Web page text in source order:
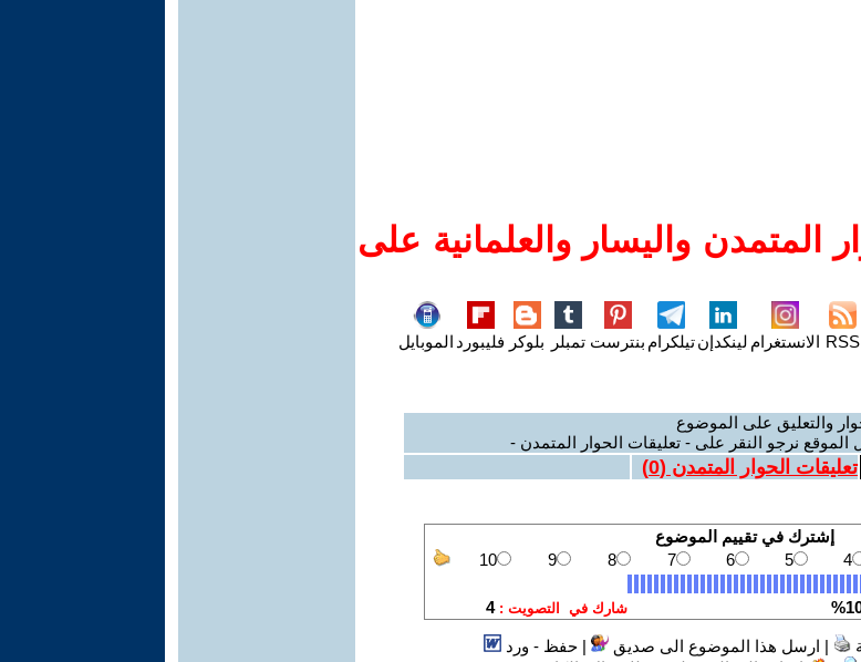
المتمدن واليسار والعلمانية على
RSS الانستغرام لينكدإنتيلكرام بنترست تمبلر بلوكر فليبورد الموبايل
والتعليق على الموضوع
الموقع نرجو النقر على - تعليقات الحوار المتمدن -
تعليقات الحوار المتمدن (0
)
| ارسل هذا الموضوع الى صديق |حفظ - ورد